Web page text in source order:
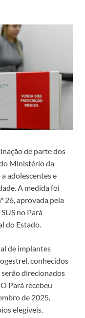
de parte dos
Ministério da
adolescentes e
A medida foi
26, aprovada pela
no Pará
do Estado.
de implantes
conhecidos
direcionados
Pará recebeu
de 2025,
elegíveis.